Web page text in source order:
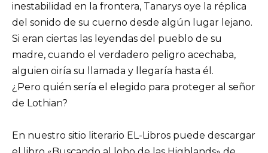
inestabilidad en la frontera, Tanarys oye la réplica
del sonido de su cuerno desde algún lugar lejano.
Si eran ciertas las leyendas del pueblo de su
madre, cuando el verdadero peligro acechaba,
alguien oiría su llamada y llegaría hasta él.
¿Pero quién sería el elegido para proteger al señor
de Lothian?
En nuestro sitio literario EL-Libros puede descargar